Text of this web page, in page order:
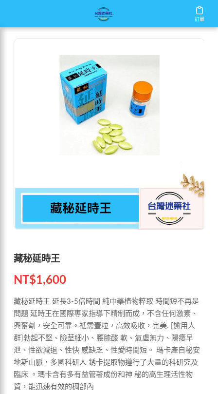
訂單
訂單
/ 藏秘延時王
藏秘延時王
NT$1,600
藏秘延時王 延長3-5倍時間 純中藥植物粹取 時間短不再是
問題 延時王在國際専家指導下精制而成，不含任何激素、
興奮劑，安全可靠。袛需壹粒，高效吸收，完美. [逾用人
群]勃起不堅、險荎細小、腰膝酸 軟、氣虛無力、陽痿早
泄、性欲減退、性快 感缺乏、性愛時間短。 瑪卡產自秘安
地斯山脈，多國科研人 銹卡提取物遵行了大量的科研究及
臨床 。瑪卡含有多有益管著成份和神 秘的高生理活性物
貿，能迅速有效的稠部內